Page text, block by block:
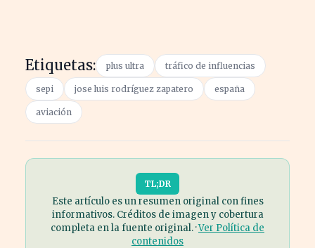
Etiquetas: plus ultra tráfico de influencias
sepi jose luis rodríguez zapatero españa
aviación
TL;DR
Este artículo es un resumen original con fines
informativos. Créditos de imagen y cobertura
completa en la fuente original. ·Ver Política de
contenidos